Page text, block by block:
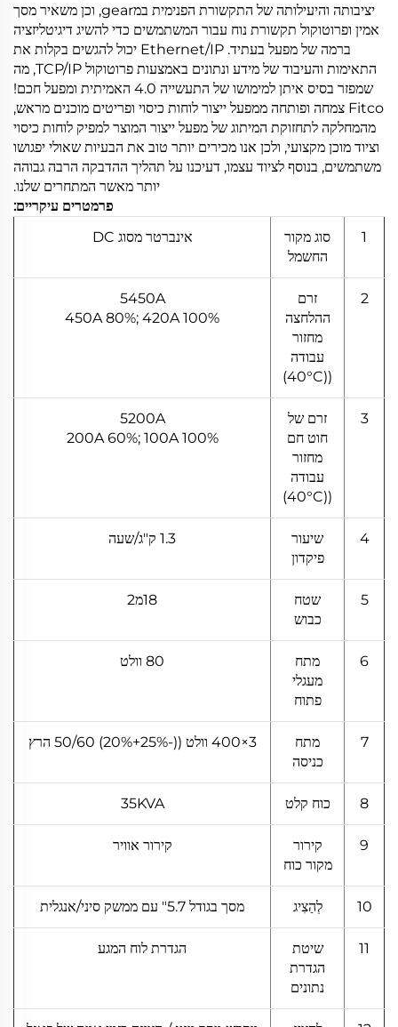
יציבותה והיעילותה של התקשורת הפנימית במgear, וכן משאיר מסך
אמין ופרוטוקול תקשורת נוח עבור המשתמשים כדי להשיג דיגיטליזציה
ברמה של מפעל בעתיד. Ethernet/IP יכול להגשים בקלות את
התאימות והעיבוד של מידע ונתונים באמצעות פרוטוקול TCP/IP, מה
שמפזר בסיס איתן למימושו של התעשייה 4.0 האמיתית ומפעל חכם!
Fitco צמחה ופותחה ממפעל ייצור לוחות כיסוי ופריטים מוכנים מראש,
מהמחלקה לתחזוקת המיתוג של מפעל ייצור המוצר למפיק לוחות כיסוי
וציוד מוכן מקצועי, ולכן אנו מכירים יותר טוב את הבעיות שאולי יפגושו
משתמשים, בנוסף לציוד עצמו, דעיכנו על תהליך ההדבקה הרבה גבוהה
יותר מאשר המתחרים שלנו.
פרמטרים עיקריים:
1
סוג מקור
החשמל
אינברטר מסוג DC
2
זרם
ההלחצה
מחזור
עבודה
((40°C)
5450A
450A 80%; 420A 100%
3
זרם של
חוט חם
מחזור
עבודה
((40°C)
5200A
200A 60%; 100A 100%
4
שיעור
פיקדון
1.3 ק"ג/שעה
5
שטח
כבוש
18מ2
6
מתח
מעגלי
פתוח
80 וולט
7
מתח
כניסה
3×400 וולט ((-25%+20%) 50/60 הרץ
8 כוח קלט 35KVA
9
קירור
מקור כוח
קירור אוויר
10 לְהַצִיג מסך בגודל 5.7" עם ממשק סיני/אנגלית
11
שיטת
הגדרת
נתונים
הגדרת לוח המגע